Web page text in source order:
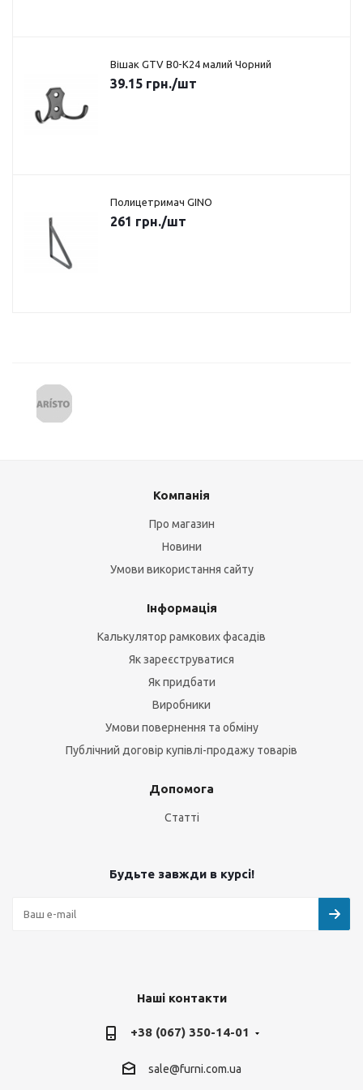
Вішак GTV B0-K24 малий Чорний
39.15 грн./шт
Полицетримач GINO
261 грн./шт
Компанія
Про магазин
Новини
Умови використання сайту
Інформація
Калькулятор рамкових фасадів
Як зареєструватися
Як придбати
Виробники
Умови повернення та обміну
Публічний договір купівлі-продажу товарів
Допомога
Статті
Будьте завжди в курсі!
Наші контакти
+38 (067) 350-14-01
sale@furni.com.ua